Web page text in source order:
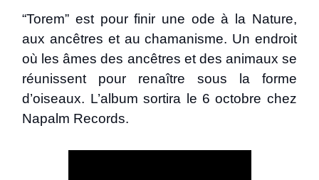
“Torem” est pour finir une ode à la Nature,
aux ancêtres et au chamanisme. Un endroit
où les âmes des ancêtres et des animaux se
réunissent pour renaître sous la forme
d’oiseaux. L’album sortira le 6 octobre chez
Napalm Records.